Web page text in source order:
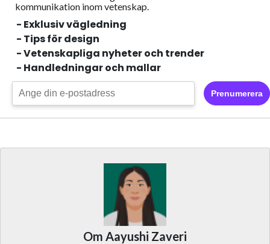
kommunikation inom vetenskap.
- Exklusiv vägledning
- Tips för design
- Vetenskapliga nyheter och trender
- Handledningar och mallar
Prenumerera
Om Aayushi Zaveri